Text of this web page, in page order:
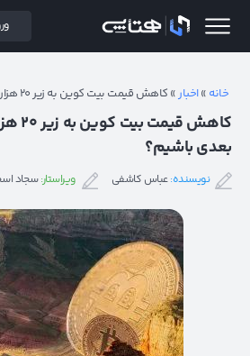
همتاپی
خانه »اخبار» کاهش قیمت بیت کوین به زیر ۲۰ هزار دلار؛ آماده سقوط بعدی باشیم؟
کاهش
بعدی باشیم؟
نویسنده:عباس کاشفی ویراستار:سجاد